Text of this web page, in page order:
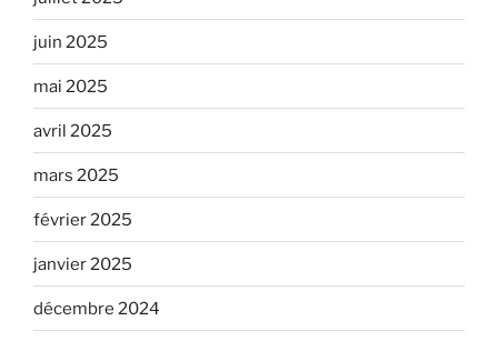
juin 2025
mai 2025
avril 2025
mars 2025
février 2025
janvier 2025
décembre 2024